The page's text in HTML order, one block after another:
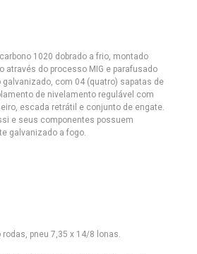
1020 dobrado a frio, montado
através do processo MIG e parafusado
com 04 (quatro) sapatas de
de nivelamento regulável com
escada retrátil e conjunto de engate.
e seus componentes possuem
galvanizado a fogo.
pneu 7,35 x 14/8 lonas.